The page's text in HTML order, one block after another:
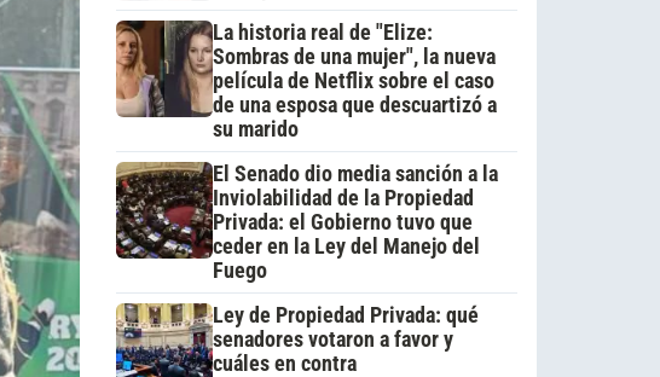
La historia real de "Elize:
Sombras de una mujer", la nueva
película de Netflix sobre el caso
de una esposa que descuartizó a
su marido
El Senado dio media sanción a la
Inviolabilidad de la Propiedad
Privada: el Gobierno tuvo que
ceder en la Ley del Manejo del
Fuego
Ley de Propiedad Privada: qué
senadores votaron a favor y
cuáles en contra